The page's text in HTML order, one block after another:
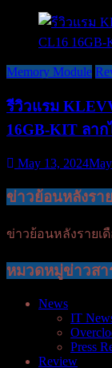
Memory Module
รีวิวแรม
16GB-KIT ลาก
May 13, 2024
ข่าวย้อนหลังรา
ข่าวย้อนหลังรายเ
หมวดหมู่ข่าวสา
News
IT
Press
Review